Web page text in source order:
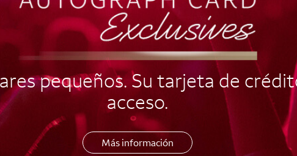
pequeños. Su tarjeta de
acceso.
Más información